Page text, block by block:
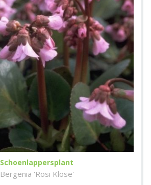
Schoenlappersplant
Bergenia 'Rosi Klose'